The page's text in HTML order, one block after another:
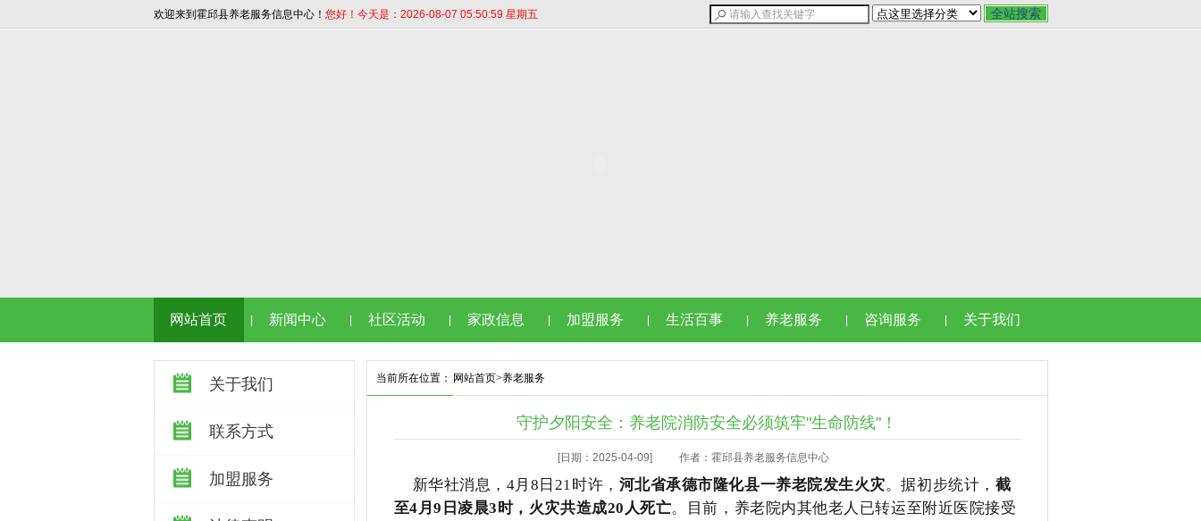
欢迎来到霍邱县养老服务信息中心！ 您好！今天是：2026-08-07 05:51:00 星期五
网站首页 新闻中心 社区活动 家政信息 加盟服务 生活百事 养老服务 咨询服务 关于我们
关于我们
联系方式
加盟服务
当前所在位置： 网站首页>养老服务
守护夕阳安全：养老院消防安全必须筑牢"生命防线"！
[日期：2025-04-09] 作者：霍邱县养老服务信息中心
新华社消息，4月8日21时许， 河北省承德市隆化县一养老院发生火灾。据初步统计， 截
至4月9日凌晨3时，火灾共造成20人死亡。目前，养老院内其他老人已转运至附近医院接受